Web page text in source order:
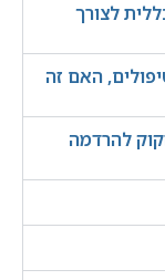
לצורך
האם זה
להרדמה